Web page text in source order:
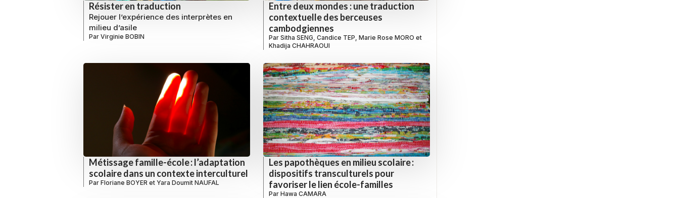
Résister en traduction
Rejouer l’expérience des interprètes en
milieu d’asile
Par Virginie BOBIN
Entre deux mondes : une traduction
contextuelle des berceuses
cambodgiennes
Par Sitha SENG, Candice TEP, Marie Rose MORO et
Khadija CHAHRAOUI
Métissage famille-école : l’adaptation
scolaire dans un contexte interculturel
Par Floriane BOYER et Yara Doumit NAUFAL
Les papothèques en milieu scolaire :
dispositifs transculturels pour
favoriser le lien école-familles
Par Hawa CAMARA